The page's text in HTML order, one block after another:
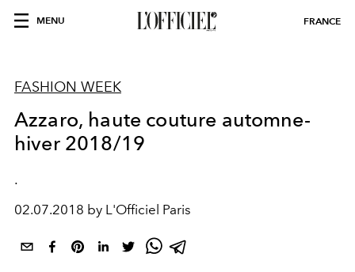
MENU FRANCE
FASHION WEEK
Azzaro, haute couture automne-
hiver 2018/19
.
02.07.2018 by L'Officiel Paris